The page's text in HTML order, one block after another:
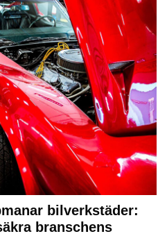
bilverkstäder:
branschens